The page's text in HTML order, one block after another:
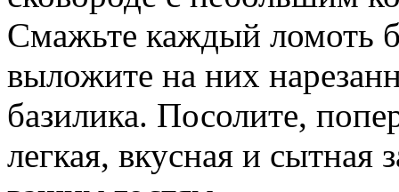
Смажьте каждый ломоть
выложите на них
базилика. Посолите,
легкая, вкусная и сытная